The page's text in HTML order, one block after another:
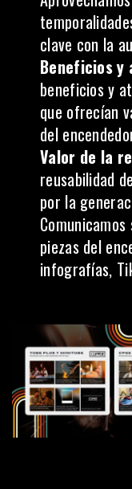
clave con la
Beneficios
beneficios y
que ofrecían
del
Valor de la
reusabilidad
por la
piezas del
infografías,